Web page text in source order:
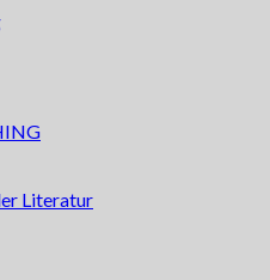
Literatur